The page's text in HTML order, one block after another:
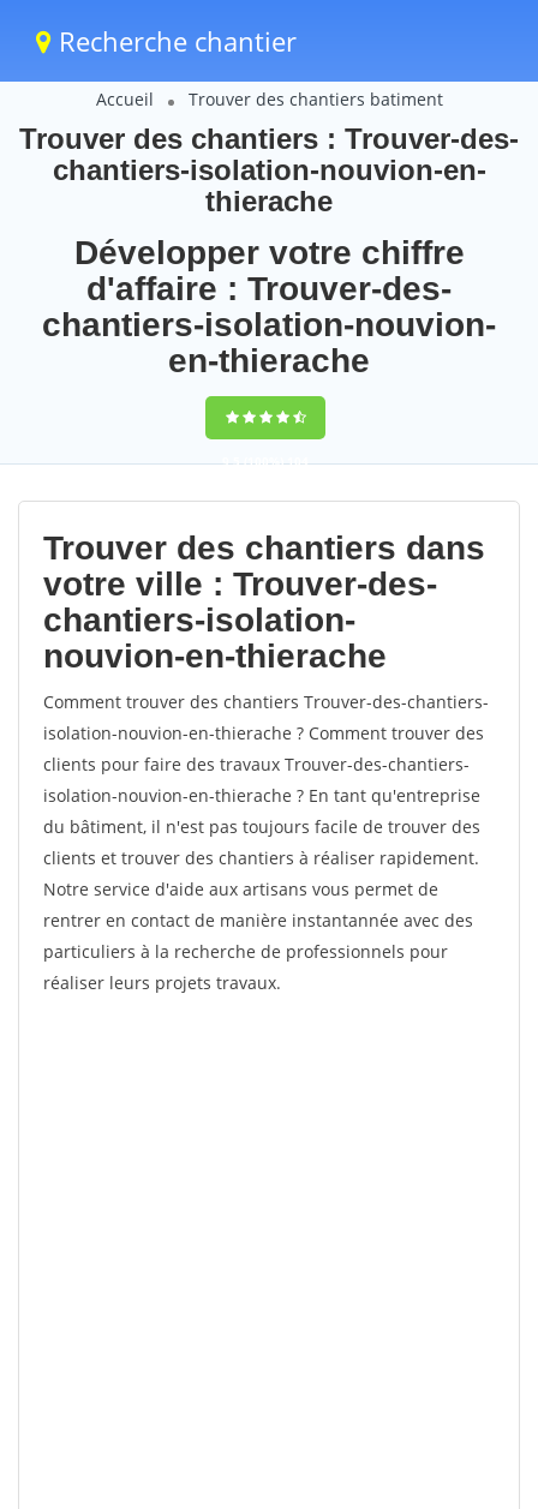
Recherche chantier
Accueil Trouver des chantiers batiment
Trouver des chantiers : Trouver-des-
chantiers-isolation-nouvion-en-
thierache
Développer votre chiffre
d'affaire : Trouver-des-
chantiers-isolation-nouvion-
en-thierache
9,5(100%)104
votes
Trouver des chantiers dans
votre ville : Trouver-des-
chantiers-isolation-
nouvion-en-thierache
Comment trouver des chantiers Trouver-des-chantiers-
isolation-nouvion-en-thierache ? Comment trouver des
clients pour faire des travaux Trouver-des-chantiers-
isolation-nouvion-en-thierache ? En tant qu'entreprise
du bâtiment, il n'est pas toujours facile de trouver des
clients et trouver des chantiers à réaliser rapidement.
Notre service d'aide aux artisans vous permet de
rentrer en contact de manière instantannée avec des
particuliers à la recherche de professionnels pour
réaliser leurs projets travaux.